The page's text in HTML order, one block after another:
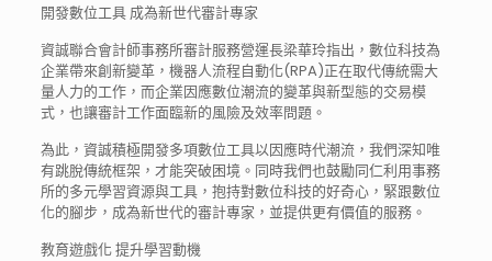
開發數位工具 成為新世代審計專家
資誠聯合會計師事務所審計服務營運長梁華玲指出，數位科技為
企業帶來創新變革，機器人流程自動化(RPA)正在取代傳統需大
量人力的工作，而企業因應數位潮流的變革與新型態的交易模
式，也讓審計工作面臨新的風險及效率問題。
為此，資誠積極開發多項數位工具以因應時代潮流，我們深知唯
有跳脫傳統框架，才能突破困境。同時我們也鼓勵同仁利用事務
所的多元學習資源與工具，抱持對數位科技的好奇心，緊跟數位
化的腳步，成為新世代的審計專家，並提供更有價值的服務。
教育遊戲化 提升學習動機